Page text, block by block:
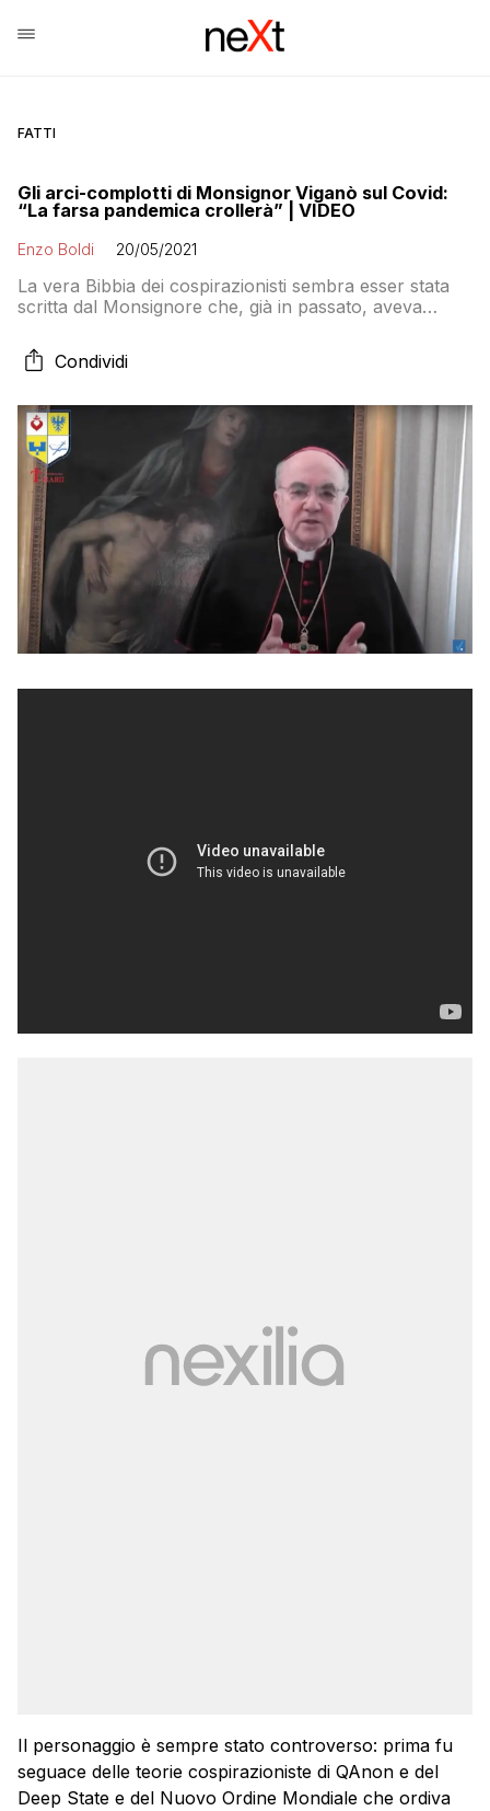
FATTI
Gli arci-complotti di Monsignor Viganò sul Covid:
“La farsa pandemica crollerà” | VIDEO
Enzo Boldi 20/05/2021
La vera Bibbia dei cospirazionisti sembra esser stata
scritta dal Monsignore che, già in passato, aveva
con altre dichiarazioni sul “Grande Reset”
Condividi
Il personaggio è sempre stato controverso: prima fu
seguace delle teorie cospirazioniste di QAnon e del
Deep State e del Nuovo Ordine Mondiale che ordiva